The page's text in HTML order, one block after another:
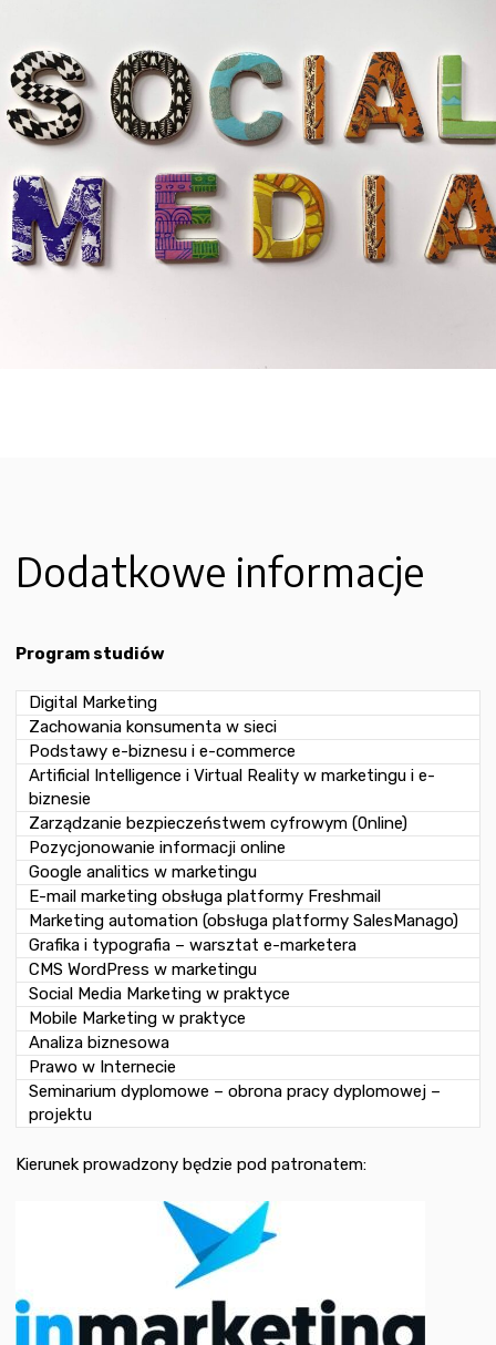
Dodatkowe informacje
Program studiów
Digital Marketing
Zachowania konsumenta w sieci
Podstawy e-biznesu i e-commerce
Artificial Intelligence i Virtual Reality w marketingu i e-
biznesie
Zarządzanie bezpieczeństwem cyfrowym (0nline)
Pozycjonowanie informacji online
Google analitics w marketingu
E-mail marketing obsługa platformy Freshmail
Marketing automation (obsługa platformy SalesManago)
Grafika i typografia – warsztat e-marketera
CMS WordPress w marketingu
Social Media Marketing w praktyce
Mobile Marketing w praktyce
Analiza biznesowa
Prawo w Internecie
Seminarium dyplomowe – obrona pracy dyplomowej –
projektu
Kierunek prowadzony będzie pod patronatem: